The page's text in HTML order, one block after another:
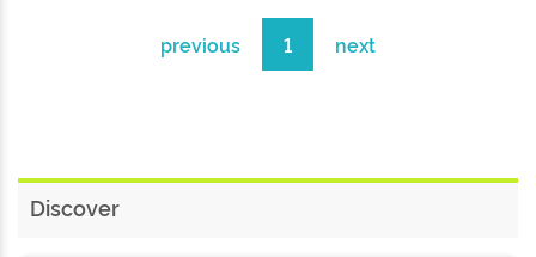
previous 1 next
Discover